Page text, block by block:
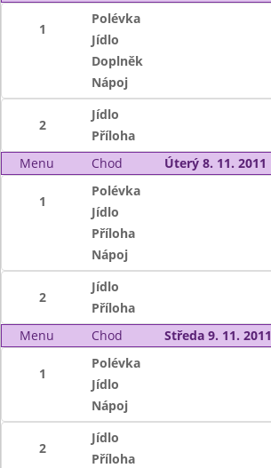
1
Polévka
Jídlo
Doplněk
Nápoj
2
Jídlo
Příloha
Menu
Chod Úterý 8. 11. 2011
1
Polévka
Jídlo
Příloha
Nápoj
2
Jídlo
Příloha
Menu
Chod Středa 9. 11. 2011
1
Polévka
Jídlo
Nápoj
2
Jídlo
Příloha